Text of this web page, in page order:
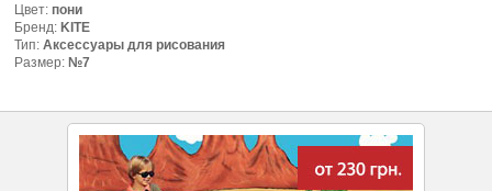
Цвет: пони
Бренд: KITE
Тип: Аксессуары для рисования
Размер: №7